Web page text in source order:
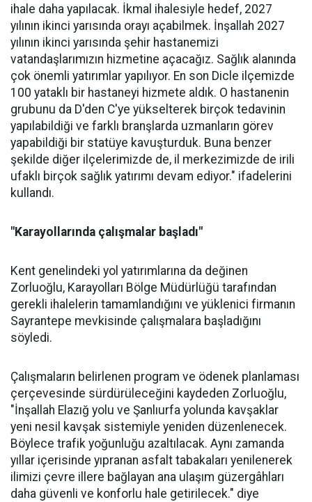
ihale daha yapılacak. İkmal ihalesiyle hedef, 2027
yılının ikinci yarısında orayı açabilmek. İnşallah 2027
yılının ikinci yarısında şehir hastanemizi
vatandaşlarımızın hizmetine açacağız. Sağlık alanında
çok önemli yatırımlar yapılıyor. En son Dicle ilçemizde
100 yataklı bir hastaneyi hizmete aldık. O hastanenin
grubunu da D'den C'ye yükselterek birçok tedavinin
yapılabildiği ve farklı branşlarda uzmanların görev
yapabildiği bir statüye kavuşturduk. Buna benzer
şekilde diğer ilçelerimizde de, il merkezimizde de irili
ufaklı birçok sağlık yatırımı devam ediyor." ifadelerini
kullandı.
"Karayollarında çalışmalar başladı"
Kent genelindeki yol yatırımlarına da değinen
Zorluoğlu, Karayolları Bölge Müdürlüğü tarafından
gerekli ihalelerin tamamlandığını ve yüklenici firmanın
Sayrantepe mevkisinde çalışmalara başladığını
söyledi.
Çalışmaların belirlenen program ve ödenek planlaması
çerçevesinde sürdürüleceğini kaydeden Zorluoğlu,
"İnşallah Elazığ yolu ve Şanlıurfa yolunda kavşaklar
yeni nesil kavşak sistemiyle yeniden düzenlenecek.
Böylece trafik yoğunluğu azaltılacak. Aynı zamanda
yıllar içerisinde yıpranan asfalt tabakaları yenilenerek
ilimizi çevre illere bağlayan ana ulaşım güzergâhları
daha güvenli ve konforlu hale getirilecek." diye